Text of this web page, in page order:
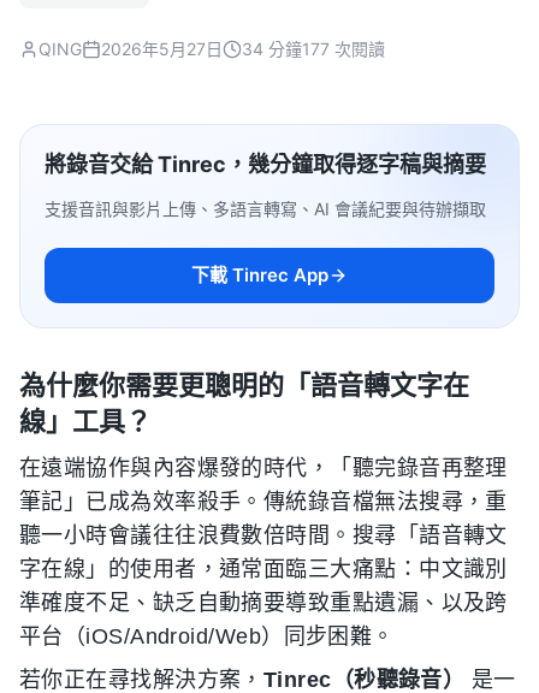
QING 2026年5月27日 34 分鐘177 次閱讀
將錄音交給 Tinrec，幾分鐘取得逐字稿與摘要
支援音訊與影片上傳、多語言轉寫、AI 會議紀要與待辦擷取
下載 Tinrec App
為什麼你需要更聰明的「語音轉文字在
線」工具？
在遠端協作與內容爆發的時代，「聽完錄音再整理
筆記」已成為效率殺手。傳統錄音檔無法搜尋，重
聽一小時會議往往浪費數倍時間。搜尋「語音轉文
字在線」的使用者，通常面臨三大痛點：中文識別
準確度不足、缺乏自動摘要導致重點遺漏、以及跨
平台（iOS/Android/Web）同步困難。
若你正在尋找解決方案， Tinrec（秒聽錄音）
是一